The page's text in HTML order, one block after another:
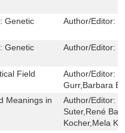
Genetic
Author/Editor:
Genetic
Author/Editor:
Field
Author/Editor:
Gurr,Barbara
Meanings in
Author/Editor:
Suter,René
Kocher,Mela